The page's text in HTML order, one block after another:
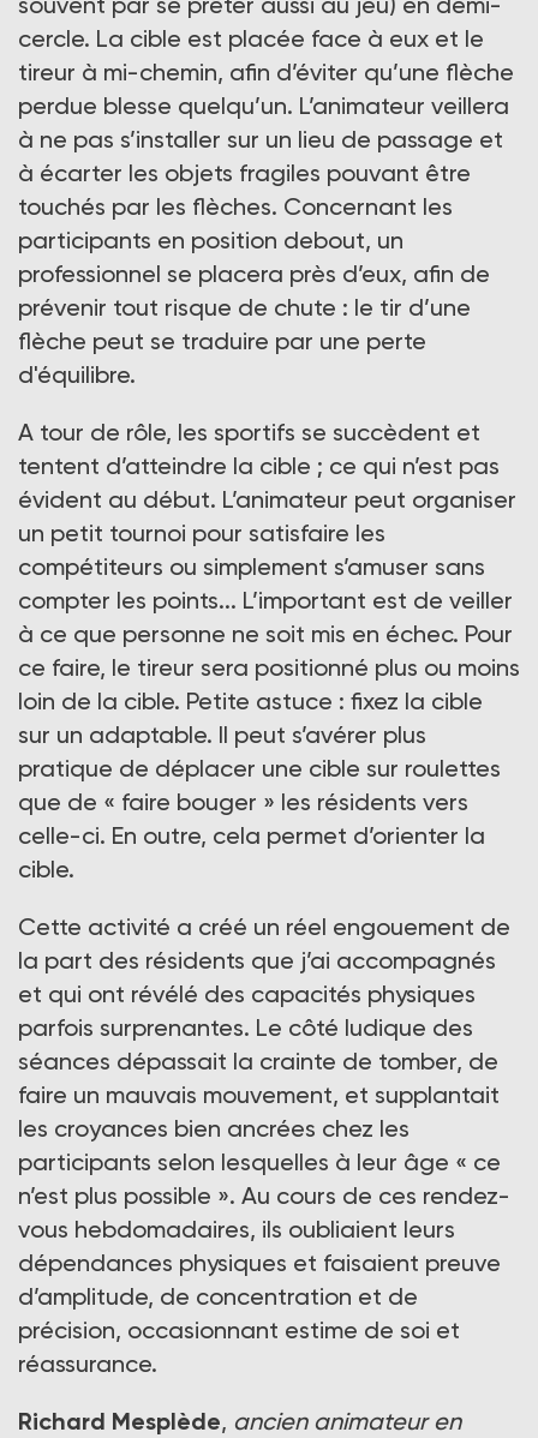
cercle. La cible est placée face à eux et le
tireur à mi-chemin, afin d’éviter qu’une flèche
perdue blesse quelqu’un. L’animateur veillera
à ne pas s’installer sur un lieu de passage et
à écarter les objets fragiles pouvant être
touchés par les flèches. Concernant les
participants en position debout, un
professionnel se placera près d’eux, afin de
prévenir tout risque de chute : le tir d’une
flèche peut se traduire par une perte
d'équilibre.
A tour de rôle, les sportifs se succèdent et
tentent d’atteindre la cible ; ce qui n’est pas
évident au début. L’animateur peut organiser
un petit tournoi pour satisfaire les
compétiteurs ou simplement s’amuser sans
compter les points... L’important est de veiller
à ce que personne ne soit mis en échec. Pour
ce faire, le tireur sera positionné plus ou moins
loin de la cible. Petite astuce : fixez la cible
sur un adaptable. Il peut s’avérer plus
pratique de déplacer une cible sur roulettes
que de « faire bouger » les résidents vers
celle-ci. En outre, cela permet d’orienter la
cible.
Cette activité a créé un réel engouement de
la part des résidents que j’ai accompagnés
et qui ont révélé des capacités physiques
parfois surprenantes. Le côté ludique des
séances dépassait la crainte de tomber, de
faire un mauvais mouvement, et supplantait
les croyances bien ancrées chez les
participants selon lesquelles à leur âge « ce
n’est plus possible ». Au cours de ces rendez-
vous hebdomadaires, ils oubliaient leurs
dépendances physiques et faisaient preuve
d’amplitude, de concentration et de
précision, occasionnant estime de soi et
réassurance.
Richard Mesplède, ancien animateur en